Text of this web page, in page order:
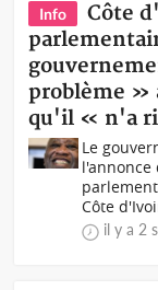
Info
Côte
problème »
qu'il « n'a
Le
Côte
il y a 2